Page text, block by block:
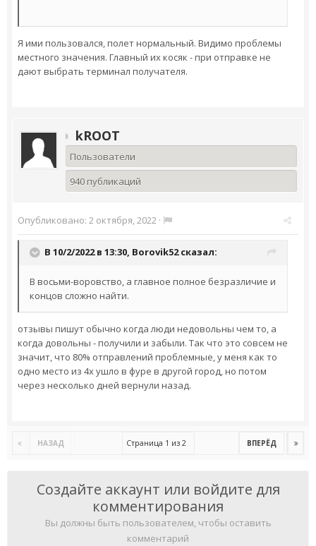
Я ими пользовался, полет нормальный. Видимо проблемы
местного значения. Главный их косяк - при отправке не
дают выбрать терминал получателя.
kROOT
Пользователи
940 публикаций
Опубликовано: 2 октября, 2022 ·
В 10/2/2022 в 13:30, Borovik52сказал:
В восьми-воровство, а главное полное безразличие и
концов сложно найти.
отзывы пишут обычно когда люди недовольны чем то, а
когда довольны - получили и забыли. Так что это совсем не
значит, что 80% отправлений проблемные, у меня как то
одно место из 4х ушло в фуре в другой город, но потом
через несколько дней вернули назад.
НАЗАД ВПЕРЁД
Страница 1 из 2
Создайте аккаунт или войдите для
комментирования
Вы должны быть пользователем, чтобы оставить
комментарий